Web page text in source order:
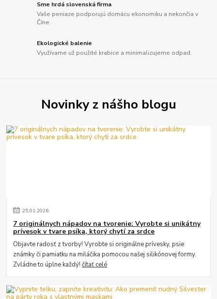
Sme hrdá slovenská firma
Vaše peniaze podporujú domácu ekonomiku a nekončia v
Číne.
Ekologické balenie
Využívame už použité krabice a minimalizujeme odpad.
Novinky z nášho blogu
25.01.2026
7 originálnych nápadov na tvorenie: Vyrobte si unikátny
prívesok v tvare psíka, ktorý chytí za srdce
Objavte radosť z tvorby! Vyrobte si originálne prívesky, psie
známky či pamiatku na miláčika pomocou našej silikónovej formy.
Zvládne to úplne každý!čítať celé